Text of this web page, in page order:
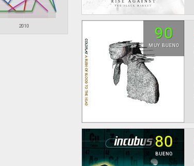
2010 90
MUY BUENO
80
BUENO